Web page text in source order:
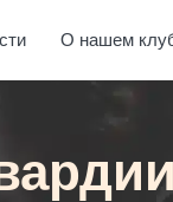
О нашем